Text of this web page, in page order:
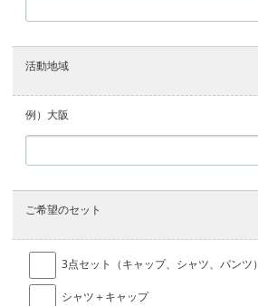
活動地域
例）大阪
ご希望のセット
3点セット（キャップ、シャツ、パンツ）
シャツ＋キャップ